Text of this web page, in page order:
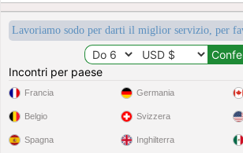
Lavoriamo sodo per darti il miglior servizio, per
Incontri per paese
Francia
Belgio
Spagna
Germania
Svizzera
Inghilterra